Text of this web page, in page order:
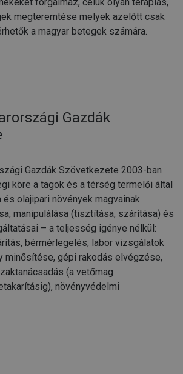
megteremtése melyek azelőtt csak
a magyar betegek számára.
Gazdák
Gazdák Szövetkezete 2003-ban
köre a tagok és a térség termelői által
olajipari növények magvainak
manipulálása (tisztítása, szárítása) és
– a teljesség igénye nélkül:
bérmérlegelés, labor vizsgálatok
minősítése, gépi rakodás elvégzése,
(a vetőmag
növényvédelmi